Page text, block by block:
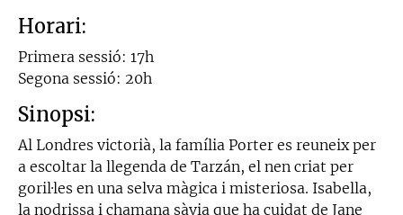
Horari:
Primera sessió: 17h
Segona sessió: 20h
Sinopsi:
Al Londres victorià, la família Porter es reuneix per
a escoltar la llegenda de Tarzán, el nen criat per
goril·les en una selva màgica i misteriosa. Isabella,
la nodrissa i chamana sàvia que ha cuidat de Jane